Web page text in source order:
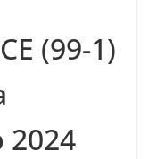
(99-1)
2024